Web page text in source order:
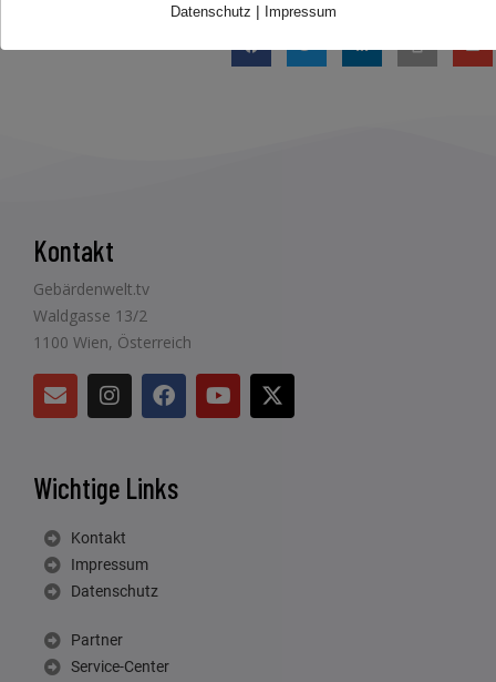
Kontakt
Gebärdenwelt.tv
Waldgasse 13/2
1100 Wien, Österreich
Wichtige Links
Kontakt
Impressum
Datenschutz
Partner
Service-Center
Datenschutz | Impressum